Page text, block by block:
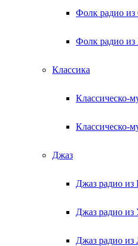
Фолк радио
Фолк радио
Классика
Классическо-
Классическо-
Джаз
Джаз радио из
Джаз радио
Джаз радио из